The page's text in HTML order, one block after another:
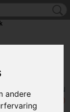
andere
UW WINKELWAGEN
(0)